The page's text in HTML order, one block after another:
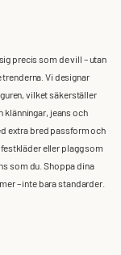
precis som de vill – utan
Vi designar
vilket säkerställer
klänningar, jeans och
extra bred passform och
eller plagg som
som du. Shoppa dina
– inte bara standarder.